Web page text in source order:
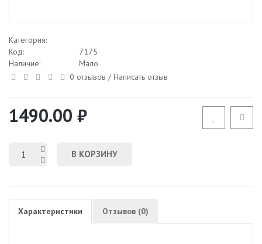
Категория:
Код:
7175
Наличие:
Мало
0 отзывов /Написать отзыв
1490.00 ₽
В КОРЗИНУ
Характеристики Отзывов (0)